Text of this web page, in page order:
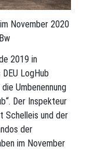
November 2020
2019 in
LogHub
Umbenennung
Der Inspekteur
Schelleis und der
der
im November